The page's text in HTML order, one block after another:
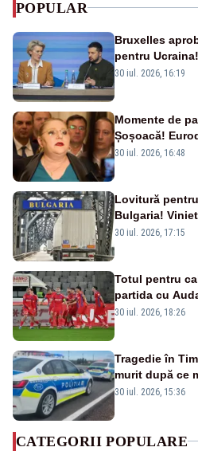
POPULAR
Bruxelles
pentru
armament și
30 iul. 2026, 16:19
Momente de
Șoșoacă!
un accident
30 iul. 2026, 16:48
Lovitură
Bulgaria!
la 1 august
30 iul. 2026, 17:15
Totul pentru
partida cu
30 iul. 2026, 18:26
Tragedie în
murit după ce
de tren
30 iul. 2026, 15:36
CATEGORII POPULARE